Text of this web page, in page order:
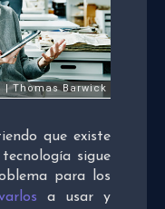
que existe
sigue
para los
a usar y